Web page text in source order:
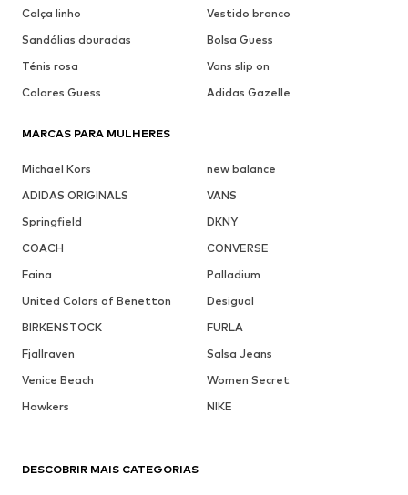
Calça linho
Vestido branco
Sandálias douradas
Bolsa Guess
Ténis rosa
Vans slip on
Colares Guess
Adidas Gazelle
MARCAS PARA MULHERES
Michael Kors
new balance
ADIDAS ORIGINALS
VANS
Springfield
DKNY
COACH
CONVERSE
Faina
Palladium
United Colors of Benetton
Desigual
BIRKENSTOCK
FURLA
Fjallraven
Salsa Jeans
Venice Beach
Women Secret
Hawkers
NIKE
DESCOBRIR MAIS CATEGORIAS